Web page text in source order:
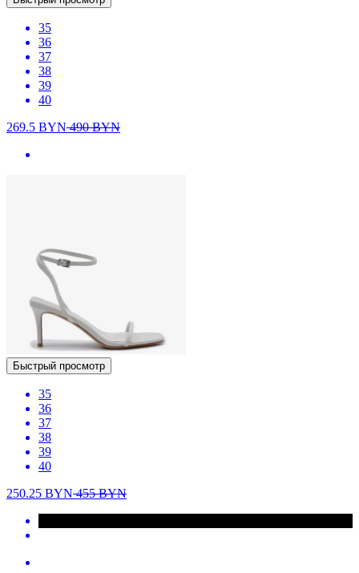
35
36
37
38
39
40
269.5 BYN490BYN
Быстрый просмотр
35
36
37
38
39
40
250.25 BYN455BYN